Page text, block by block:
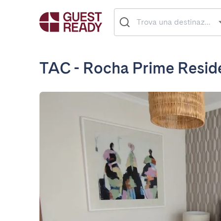
TAC - Rocha Prime